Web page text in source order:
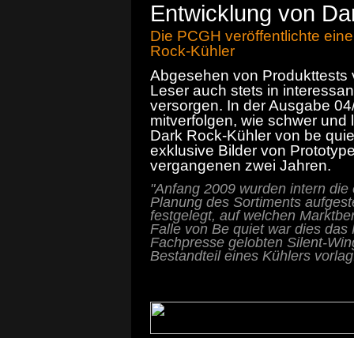
Entwicklung von
Die PCGH veröffentlichte
Rock-Kühler
Abgesehen von Produkttests
Leser auch stets in
versorgen. In der Ausgabe
mitverfolgen, wie schwer
Dark Rock-Kühler von be
exklusive Bilder von
vergangenen zwei Jahren.
"Anfang 2009 wurden intern
Planung des Sortiments
festgelegt, auf welchen
Falle von Be quiet war dies
Fachpresse gelobten Silent-
Bestandteil eines Kühlers